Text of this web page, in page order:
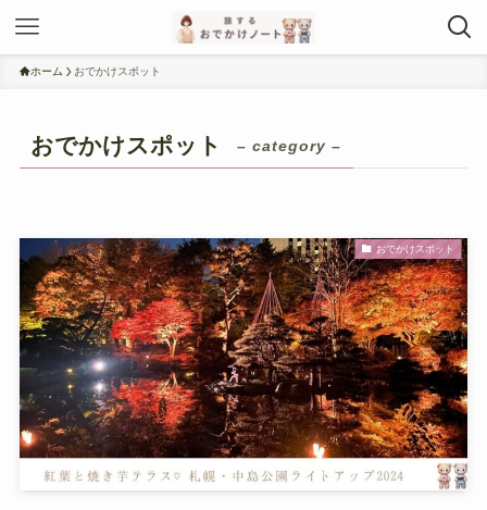
ホーム おでかけスポット
おでかけスポット – category –
おでかけスポット